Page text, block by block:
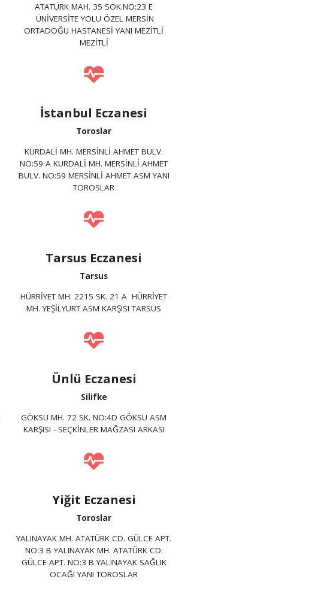
ATATÜRK MAH. 35 SOK.NO:23 E
ÜNİVERSİTE YOLU ÖZEL MERSİN
ORTADOĞU HASTANESİ YANI MEZİTLİ
MEZİTLİ
İstanbul Eczanesi
Toroslar
KURDALİ MH. MERSİNLİ AHMET BULV.
NO:59 A KURDALİ MH. MERSİNLİ AHMET
BULV. NO:59 MERSİNLİ AHMET ASM YANI
TOROSLAR
Tarsus Eczanesi
Tarsus
HÜRRİYET MH. 2215 SK. 21 A HÜRRİYET
MH. YEŞİLYURT ASM KARŞISI TARSUS
Ünlü Eczanesi
Silifke
GÖKSU MH. 72 SK. NO:4D GÖKSU ASM
KARŞISI - SEÇKİNLER MAĞZASI ARKASI
Yiğit Eczanesi
Toroslar
YALINAYAK MH. ATATÜRK CD. GÜLCE APT.
NO:3 B YALINAYAK MH. ATATÜRK CD.
GÜLCE APT. NO:3 B YALINAYAK SAĞLIK
OCAĞI YANI TOROSLAR